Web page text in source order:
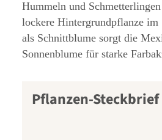
Hummeln und
lockere Hintergrundpflanze im
als Schnittblume sorgt die
Sonnenblume für starke
Pflanzen-Steckbrief